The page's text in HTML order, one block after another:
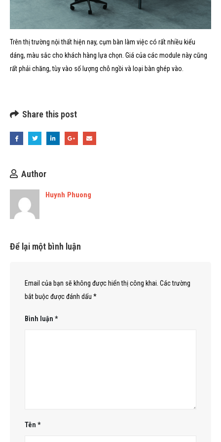
Trên thị trường nội thất hiện nay, cụm bàn làm việc có rất nhiều kiểu
dáng, màu sắc cho khách hàng lựa chọn. Giá của các module này cũng
rất phải chăng, tùy vào số lượng chỗ ngồi và loại bàn ghép vào.
Share this post
Author
Huynh Phuong
Để lại một bình luận
Email của bạn sẽ không được hiển thị công khai. Các trường
bắt buộc được đánh dấu *
Bình luận *
Tên *